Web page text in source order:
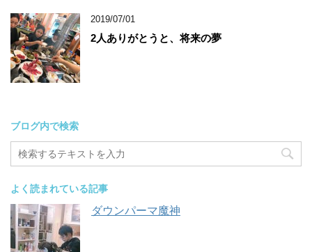
2019/07/01
2人ありがとうと、将来の夢
ブログ内で検索
よく読まれている記事
ダウンパーマ魔神